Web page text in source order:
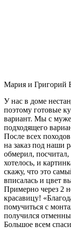
Мария и Григорий
У нас в доме
поэтому готовые
вариант. Мы с
подходящего
После всех
на заказ под наши
обмерил,
хотелось, и
скажу, что это
вписалась и цвет
Примерно через 2
красавицу!
помучиться с
получился
Большое всем